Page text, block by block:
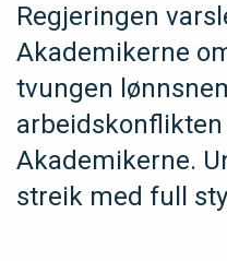
Regjeringen
Akademikerne
tvungen
Akademikerne.
streik med full